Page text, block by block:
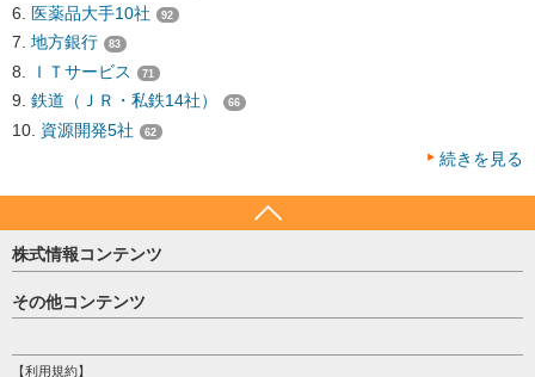
医薬品大手10社 92
地方銀行 83
ＩＴサービス 71
鉄道（ＪＲ・私鉄14社） 66
資源開発5社 62
続きを見る
株式情報コンテンツ
日経平均
売買シグナル
その他コンテンツ
個人情報保護方針
【利用規約】